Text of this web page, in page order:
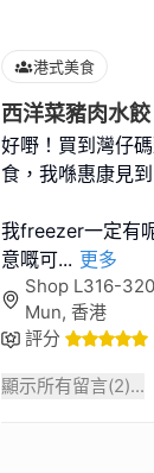
港式美食
西洋菜豬肉水餃
好嘢！買到灣仔
食，我喺惠康見到
我freezer一定有
意嘅可... 更多
Shop L316-
Mun, 香港
評分
顯示所有留言(2)...